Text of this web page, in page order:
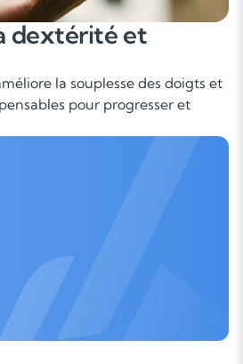
dextérité et
la souplesse des doigts et
pour progresser et